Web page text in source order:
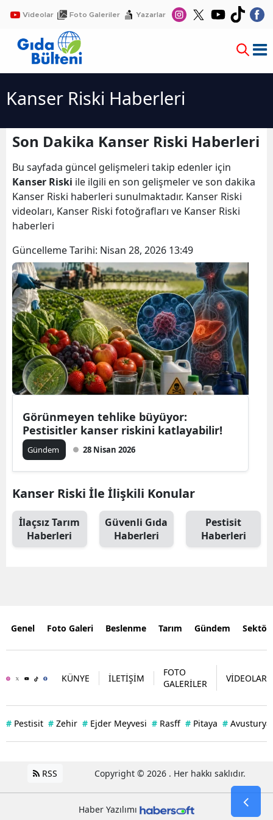
Videolar Foto Galeriler Yazarlar
Kanser Riski Haberleri
Son Dakika Kanser Riski Haberleri
Bu sayfada güncel gelişmeleri takip edenler için
Kanser Riski ile ilgili en son gelişmeler ve son dakika
Kanser Riski haberleri sunulmaktadır. Kanser Riski
videoları, Kanser Riski fotoğrafları ve Kanser Riski
haberleri
Güncelleme Tarihi: Nisan 28, 2026 13:49
Görünmeyen tehlike büyüyor:
Pestisitler kanser riskini katlayabilir!
Gündem 28 Nisan 2026
Kanser Riski İle İlişkili Konular
İlaçsız Tarım
Haberleri
Güvenli Gıda
Haberleri
Pestisit
Haberleri
Genel Foto Galeri Beslenme Tarım Gündem
KÜNYE İLETİŞİM
FOTO
GALERİLER
VİDEOLAR
# Pestisit # Zehir # Ejder Meyvesi # Rasff # Pitaya # Avusturya
RSS Copyright © 2026 . Her hakkı saklıdır.
Haber Yazılımı